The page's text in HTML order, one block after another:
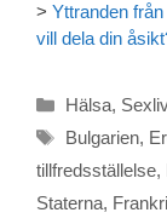
> Yttranden
vill dela din
Kategorier
Hälsa,
Etiketter
Bulgarien,
tillfredsställelse,
Staterna,